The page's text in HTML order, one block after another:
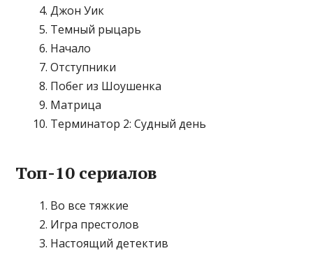
Джон Уик
Темный рыцарь
Начало
Отступники
Побег из Шоушенка
Матрица
Терминатор 2: Судный день
Топ-10 сериалов
Во все тяжкие
Игра престолов
Настоящий детектив